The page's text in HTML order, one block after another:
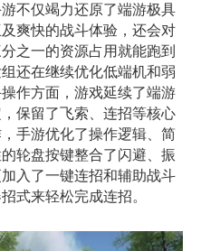
不仅竭力还原了端游极具
爽快的战斗体验，还会对
之一的资源占用就能跑到
还在继续优化低端机和弱
作方面，游戏延续了端游
保留了飞索、连招等核心
手游优化了操作逻辑、简
轮盘按键整合了闪避、振
入了一键连招和辅助战斗
式来轻松完成连招。